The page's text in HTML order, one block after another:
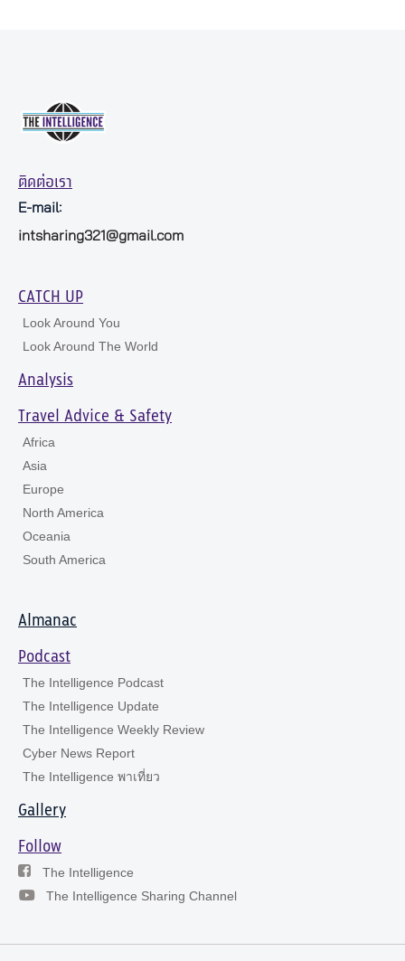
ติดต่อเรา
E-mail:
intsharing321@gmail.com
CATCH UP
Look Around You
Look Around The World
Analysis
Travel Advice & Safety
Africa
Asia
Europe
North America
Oceania
South America
Almanac
Podcast
The Intelligence Podcast
The Intelligence Update
The Intelligence Weekly Review
Cyber News Report
The Intelligence พาเที่ยว
Gallery
Follow
The Intelligence
The Intelligence Sharing Channel